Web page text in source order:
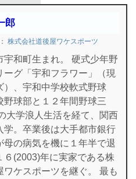
郎
： 株式会社道後屋ワケスポーツ
宇和町生まれ。 硬式少年野
ーグ「宇和フラワー」（現
）、宇和中学校軟式野球
野球部と１２年間野球三
大学浪人生活を経て、関西
学。卒業後は大手都市銀行
母の病気を機に１年半で退
６(2003)年に実家である株
ワケスポーツを継ぐ。 最も